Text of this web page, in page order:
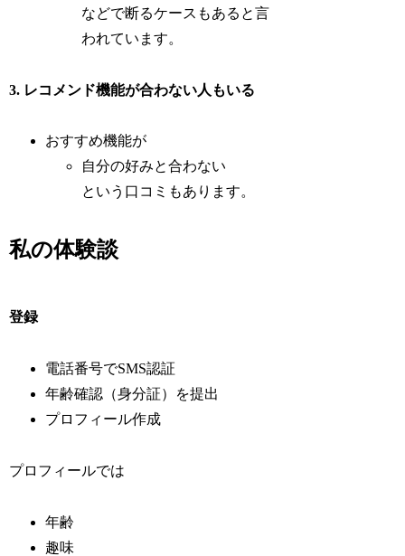
などで断るケースもあると言
われています。
3. レコメンド機能が合わない人もいる
おすすめ機能が
自分の好みと合わない
という口コミもあります。
私の体験談
登録
電話番号でSMS認証
年齢確認（身分証）を提出
プロフィール作成
プロフィールでは
年齢
趣味